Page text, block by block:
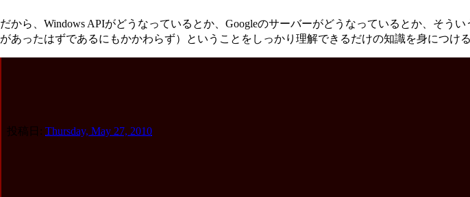
だから、Windows APIがどうなっているとか、Googleのサーバーがどうなっているとか、そ
があったはずであるにもかかわらず）ということをしっかり理解できるだけの知識を身につけ
投稿日: Thursday, May 27, 2010